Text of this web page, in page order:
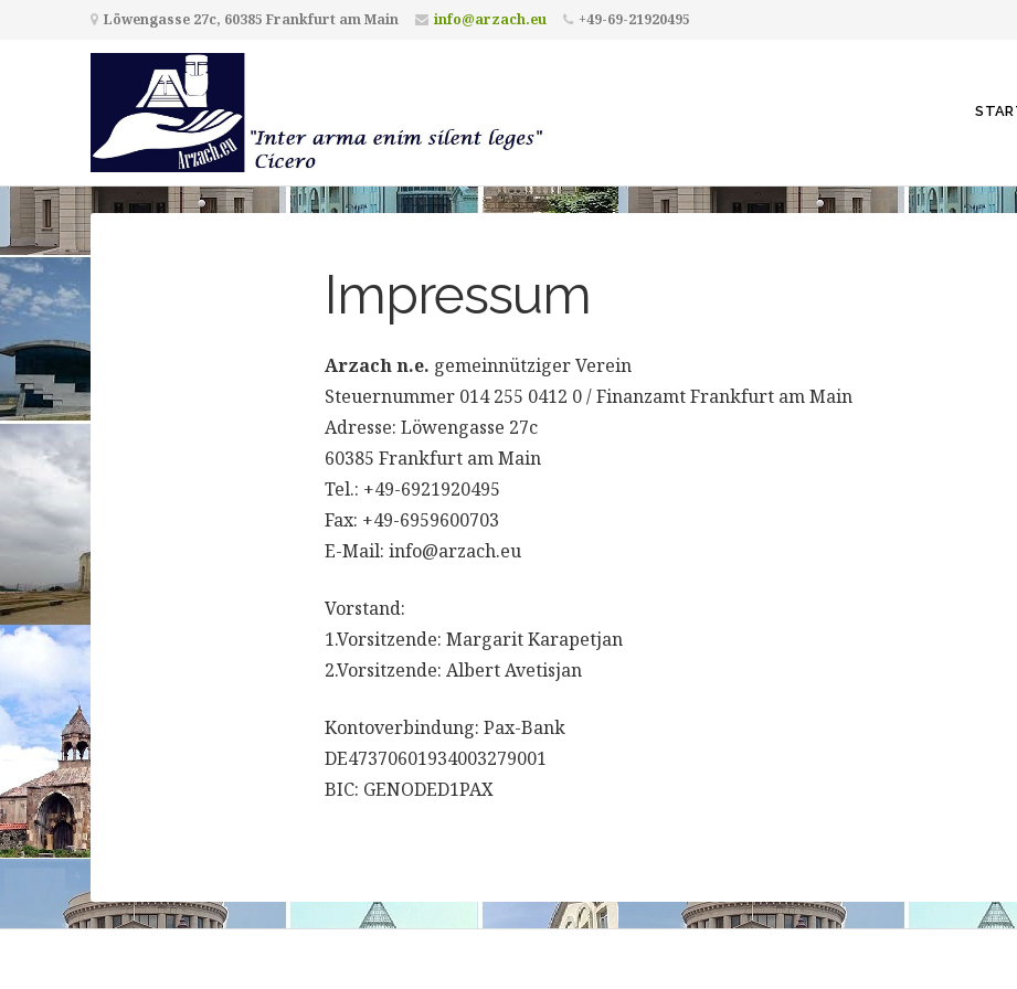
Löwengasse 27c, 60385 Frankfurt am Main info@arzach.eu +49-69-21920495
Impressum
Arzach n.e. gemeinnütziger Verein
Steuernummer 014 255 0412 0 / Finanzamt Frankfurt am Main
Adresse: Löwengasse 27c
60385 Frankfurt am Main
Tel.: +49-6921920495
Fax: +49-6959600703
E-Mail: info@arzach.eu
Vorstand:
1.Vorsitzende: Margarit Karapetjan
2.Vorsitzende: Albert Avetisjan
Kontoverbindung: Pax-Bank
DE47370601934003279001
BIC: GENODED1PAX